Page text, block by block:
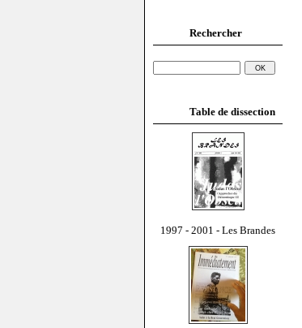
Rechercher
Table de dissection
1997 - 2001 - Les Brandes